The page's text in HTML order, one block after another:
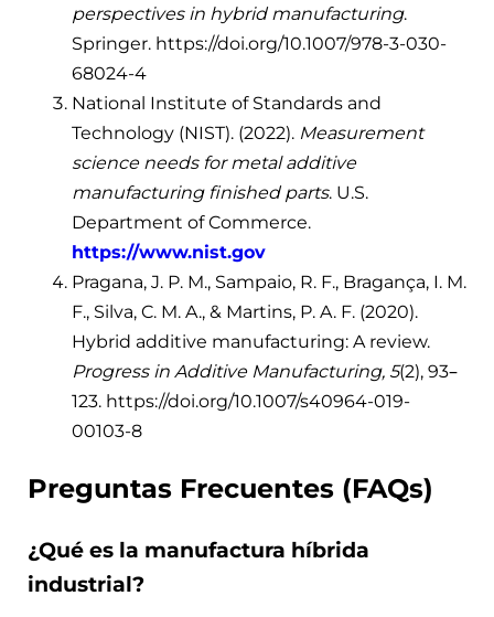
perspectives in hybrid manufacturing.
Springer. https://doi.org/10.1007/978-3-030-
68024-4
National Institute of Standards and
Technology (NIST). (2022). Measurement
science needs for metal additive
manufacturing finished parts. U.S.
Department of Commerce.
https://www.nist.gov
Pragana, J. P. M., Sampaio, R. F., Bragança, I. M.
F., Silva, C. M. A., & Martins, P. A. F. (2020).
Hybrid additive manufacturing: A review.
Progress in Additive Manufacturing, 5(2), 93–
123. https://doi.org/10.1007/s40964-019-
00103-8
Preguntas Frecuentes (FAQs)
¿Qué es la manufactura híbrida
industrial?